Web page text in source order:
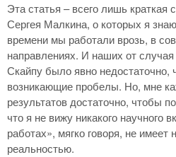
Эта статья – всего лишь краткая
Сергея Малкина, о которых я
времени мы работали врозь, в
направлениях. И наших от
Скайпу было явно недостаточно,
возникающие пробелы. Но, мне
результатов достаточно, чтобы
что я не вижу никакого научного
работах», мягко говоря, не имеет
реальностью.